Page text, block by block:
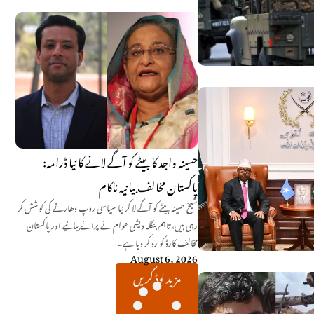
حسینہ واجد کا بیٹے کو آگے لانے کا نیا ڈرامہ:
پاکستان مخالف بیانیہ ناکام
شیخ حسینہ بیٹے کو آگے لا کر نیا سیاسی روپ دھارنے کی کوشش کر
رہی ہیں، تاہم بنگلہ دیشی عوام نے پرانے بیانیے اور پاکستان
مخالف کارڈ کو رد کر دیا ہے۔
August 6, 2026
مزید لوڈ کریں